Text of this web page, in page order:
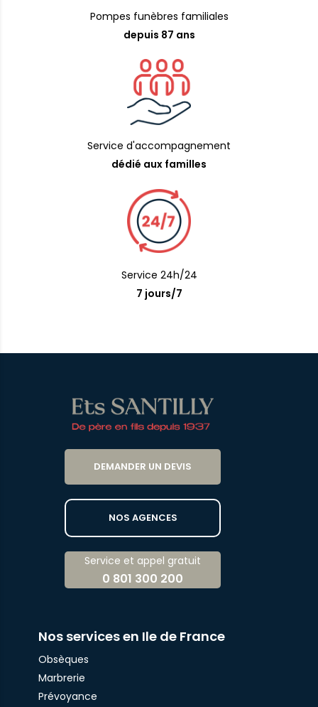
Pompes funèbres familiales
depuis 87 ans
Service d'accompagnement
dédié aux familles
Service 24h/24
7 jours/7
DEMANDER UN DEVIS
NOS AGENCES
Service et appel gratuit
0 801 300 200
Nos services en Ile de France
Obsèques
Marbrerie
Prévoyance